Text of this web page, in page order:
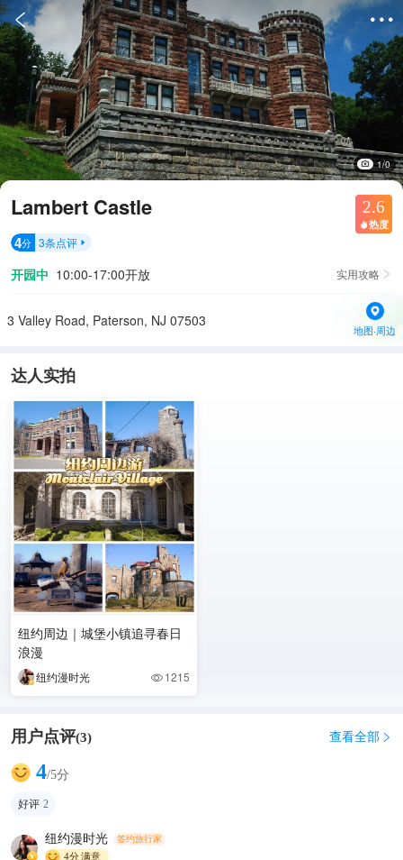
 
1/0
Lambert Castle 2.6
 热度
4分 3条点评 
开园中 10:00-17:00开放 实用攻略 
3 Valley Road, Paterson, NJ 07503
地图·周边
达人实拍
纽约周边｜城堡小镇追寻春日
浪漫
纽约漫时光  1215
用户点评(3) 查看全部 
4/5分
好评 2
纽约漫时光 签约旅行家
4分满意